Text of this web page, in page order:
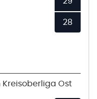
28
Kreisoberliga Ost